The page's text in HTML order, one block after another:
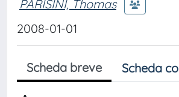
PARISINI, Thomas
2008-01-01
Scheda breve Scheda